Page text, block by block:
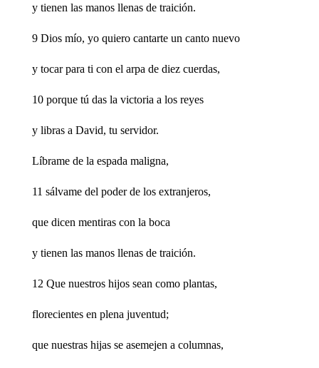
y tienen las manos llenas de traición.
9 Dios mío, yo quiero cantarte un canto nuevo
y tocar para ti con el arpa de diez cuerdas,
10 porque tú das la victoria a los reyes
y libras a David, tu servidor.
Líbrame de la espada maligna,
11 sálvame del poder de los extranjeros,
que dicen mentiras con la boca
y tienen las manos llenas de traición.
12 Que nuestros hijos sean como plantas,
florecientes en plena juventud;
que nuestras hijas se asemejen a columnas,